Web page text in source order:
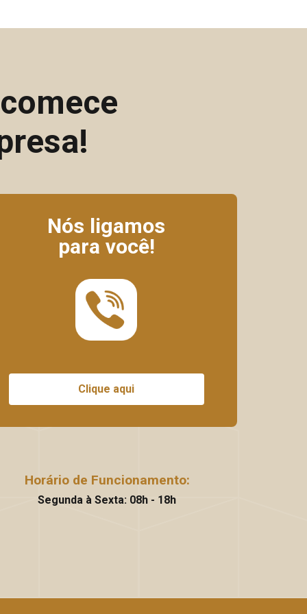
Nós ligamos
para você!
Clique aqui
Horário de Funcionamento:
Segunda à Sexta: 08h - 18h